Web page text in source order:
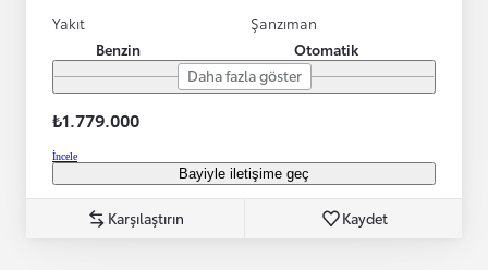
Yakıt
Benzin
Şanzıman
Otomatik
Daha fazla göster
₺1.779.000
İncele
Bayiyle iletişime geç
Karşılaştırın Kaydet